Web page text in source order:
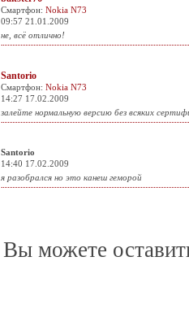
Смартфон: Nokia N73
09:57 21.01.2009
не, всё отлично!
Santorio
Смартфон: Nokia N73
14:27 17.02.2009
залейте нормальную версию без всяких
Santorio
14:40 17.02.2009
я разобрался но это канеш геморой
Вы можете